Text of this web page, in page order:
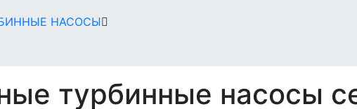
НАСОСЫ
турбинные насосы